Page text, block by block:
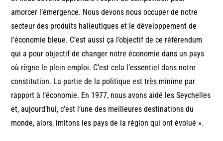
amorcer l’émergence. Nous devons nous occuper de notre
secteur des produits halieutiques et le développement de
l’économie bleue. C’est aussi ça l’objectif de ce référendum
qui a pour objectif de changer notre économie dans un pays
où règne le plein emploi. C’est cela l’essentiel dans notre
constitution. La partie de la politique est très minime par
rapport à l’économie. En 1977, nous avons aidé les Seychelles
et, aujourd’hui, c’est l’une des meilleures destinations du
monde, alors, imitons les pays de la région qui ont évolué ».